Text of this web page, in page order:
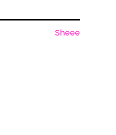
Sheee